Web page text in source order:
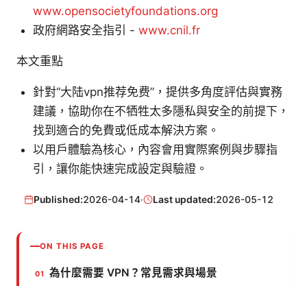
www.opensocietyfoundations.org
政府網路安全指引 - www.cnil.fr
本文重點
針對“大陆vpn推荐免费”，提供多角度評估與實務
建議，協助你在不牺牲太多隱私與安全的前提下，
找到適合的免費或低成本解決方案。
以用戶體驗為核心，內容會用實際案例與步驟指
引，讓你能快速完成設定與驗證。
Published:2026-04-14· Last updated:2026-05-12
ON THIS PAGE
為什麼需要 VPN？常見需求與場景